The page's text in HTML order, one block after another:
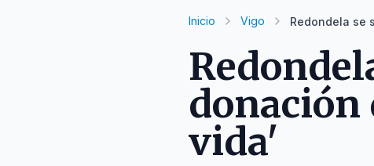
Inicio Vigo Redondela se
donación
vida'